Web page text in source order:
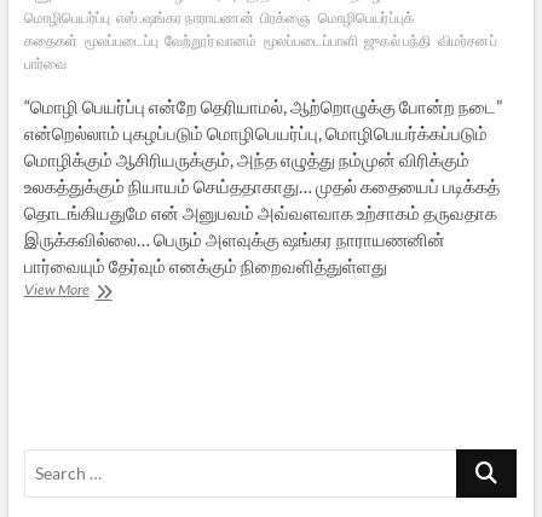
மொழிபெயர்ப்பு எஸ்.ஷங்கர நாராயணன் பிரக்ஞை மொழிபெயர்ப்புக்
கதைகள் மூலப்படைப்பு வேற்றூர் வானம் மூலப்படைப்பாளி ஜுகல் பந்தி விமர்சனப்
பார்வை
“மொழி பெயர்ப்பு என்றே தெரியாமல், ஆற்றொழுக்கு போன்ற நடை”
என்றெல்லாம் புகழப்படும் மொழிபெயர்ப்பு, மொழிபெயர்க்கப்படும்
மொழிக்கும் ஆசிரியருக்கும், அந்த எழுத்து நம்முன் விரிக்கும்
உலகத்துக்கும் நியாயம் செய்ததாகாது… முதல் கதையைப் படிக்கத்
தொடங்கியதுமே என் அனுபவம் அவ்வளவாக உற்சாகம் தருவதாக
இருக்கவில்லை… பெரும் அளவுக்கு ஷங்கர நாராயணனின்
பார்வையும் தேர்வும் எனக்கும் நிறைவளித்துள்ளது
View Moreஷங்கர
Search